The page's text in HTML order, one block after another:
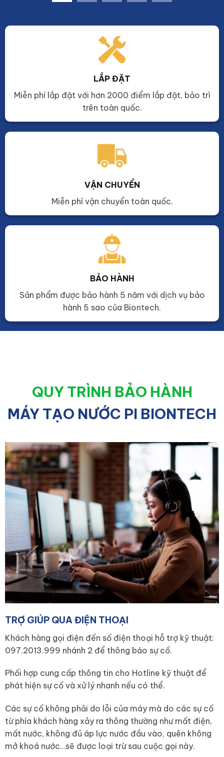
LẮP ĐẶT
Miễn phí lắp đặt với hơn 2000 điểm lắp đặt, bảo trì
trên toàn quốc.
VẬN CHUYỂN
Miễn phí vận chuyển toàn quốc.
BẢO HÀNH
Sản phẩm được bảo hành 5 năm với dịch vụ bảo
hành 5 sao của Biontech.
QUY TRÌNH BẢO HÀNH
MÁY TẠO NƯỚC PI BIONTECH
TRỢ GIÚP QUA ĐIỆN THOẠI
Khách hàng gọi điện đến số điện thoại hỗ trợ kỹ thuật:
097.2013.999 nhánh 2 để thông báo sự cố.
Phối hợp cung cấp thông tin cho Hotline kỹ thuật để
phát hiện sự cố và xử lý nhanh nếu có thể.
Các sự cố không phải do lỗi của máy mà do các sự cố
từ phía khách hàng xảy ra thông thường như mất điện,
mất nước, không đủ áp lực nước đầu vào, quên không
mở khoá nước…sẽ được loại trừ sau cuộc gọi này.